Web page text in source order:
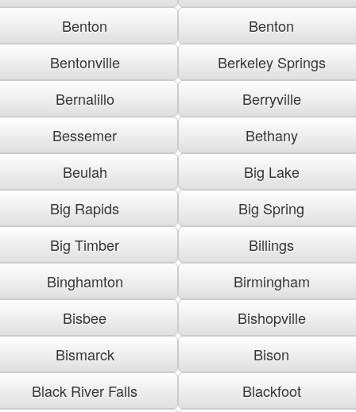
Benton
Benton
Bentonville
Berkeley Springs
Bernalillo
Berryville
Bessemer
Bethany
Beulah
Big Lake
Big Rapids
Big Spring
Big Timber
Billings
Binghamton
Birmingham
Bisbee
Bishopville
Bismarck
Bison
Black River Falls
Blackfoot